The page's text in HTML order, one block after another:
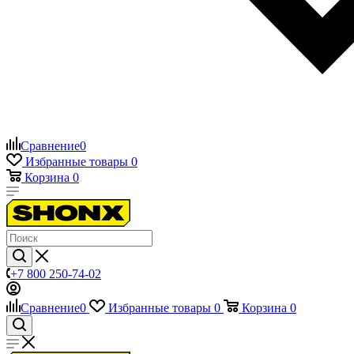
Сравнение0
Избранные товары 0
Корзина 0
+7 800 250-74-02
Сравнение0 Избранные товары 0 Корзина 0